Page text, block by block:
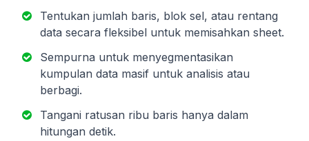
Tentukan jumlah baris, blok sel, atau rentang
data secara fleksibel untuk memisahkan sheet.
Sempurna untuk menyegmentasikan
kumpulan data masif untuk analisis atau
berbagi.
Tangani ratusan ribu baris hanya dalam
hitungan detik.